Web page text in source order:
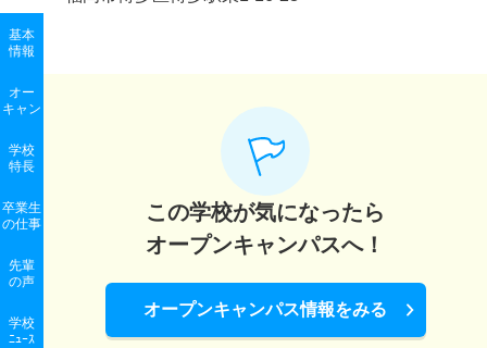
基本
情報
オー
キャン
学校
特長
卒業生
の仕事
先輩
の声
学校
ﾆｭｰｽ
この学校が気になったら
オープンキャンパスへ！
オープンキャンパス情報をみる